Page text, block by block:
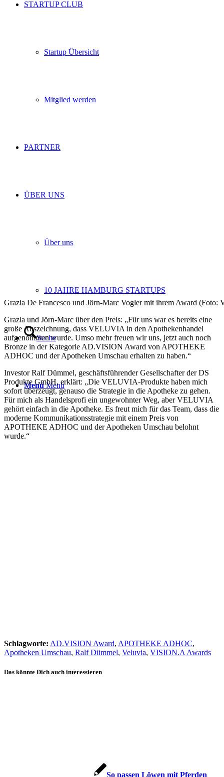
STARTUP CLUB
Startup Übersicht
Mitglied werden
PARTNER
ÜBER UNS
Über uns
10 JAHRE HAMBURG STARTUPS
Suche
Menü Menü
Grazia De Francesco und Jörn-Marc Vogler mit ihrem Award
Grazia und Jörn-Marc über den Preis: „Für uns war es bereits eine
große Auszeichnung, dass VELUVIA in den Apothekenhandel
aufgenommen wurde. Umso mehr freuen wir uns, jetzt auch noch
Bronze in der Kategorie AD.VISION Award von APOTHEKE
ADHOC und der Apotheken Umschau erhalten zu haben.“
Investor Ralf Dümmel, geschäftsführender Gesellschafter der DS
Produkte GmbH, erklärt: „Die VELUVIA-Produkte haben mich
sofort überzeugt, genauso die Strategie in die Apotheke zu gehen.
Für mich als Handelsprofi ein ungewohnter Weg, aber VELUVIA
gehört einfach in die Apotheke. Es freut mich für das Team, dass die
moderne Kommunikationsstrategie mit einem Preis von
APOTHEKE ADHOC und der Apotheken Umschau belohnt
wurde.“
Schlagworte: AD.VISION Award, APOTHEKE ADHOC,
Apotheken Umschau, Ralf Dümmel, Veluvia, VISION.A Awards
Das könnte Dich auch interessieren
So passen Löwen mit Pferden